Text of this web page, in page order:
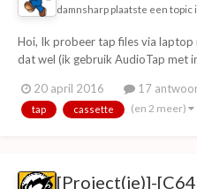
damnsharp plaatste een topic
Hoi, Ik probeer tap files via
dat wel (ik gebruik AudioTap met
D8734 om op te nemen. Maar,
geen spel herkend. Ik h...
20 april 2016 17
tap cassette (en 2 meer)
[Project(je)]-